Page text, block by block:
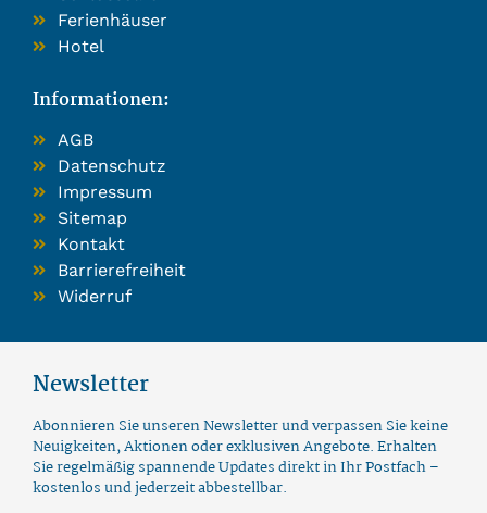
Ferienhäuser
Hotel
Informationen:
AGB
Datenschutz
Impressum
Sitemap
Kontakt
Barrierefreiheit
Widerruf
Newsletter
Abonnieren Sie unseren Newsletter und verpassen Sie keine
Neuigkeiten, Aktionen oder exklusiven Angebote. Erhalten
Sie regelmäßig spannende Updates direkt in Ihr Postfach –
kostenlos und jederzeit abbestellbar.